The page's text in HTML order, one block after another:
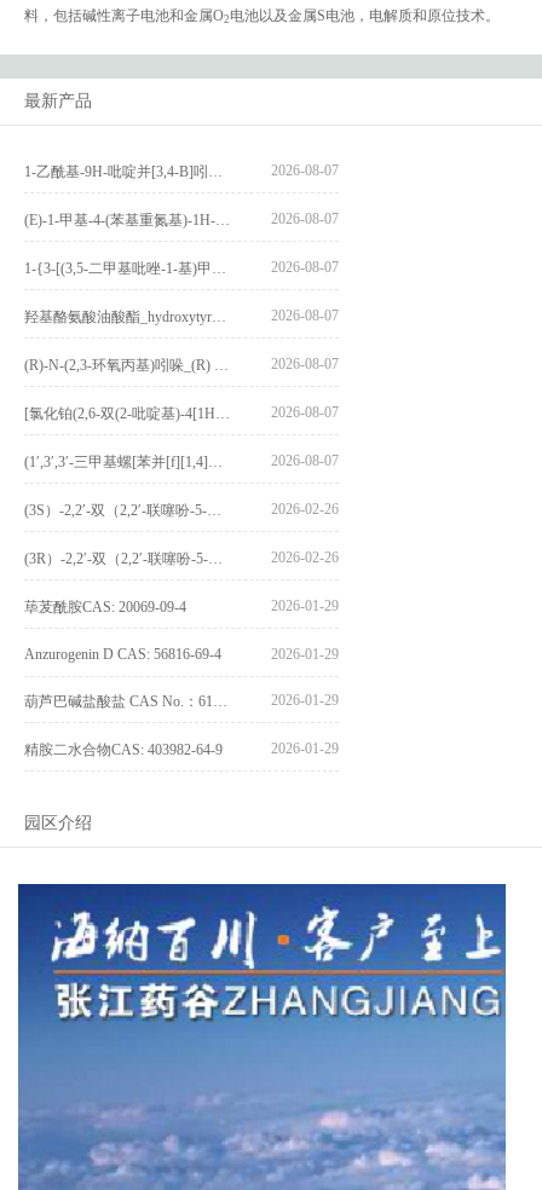
料，包括碱性离子电池和金属O2 电池以及金属S电池，电解质和原位技术。
最新产品
2026-08-07
2026-08-07
2026-08-07
2026-08-07
2026-08-07
2026-08-07
2026-08-07
2026-02-26
2026-02-26
荜茇酰胺CAS: 20069-09-4 2026-01-29
Anzurogenin D CAS: 56816-69-4 2026-01-29
2026-01-29
精胺二水合物CAS: 403982-64-9 2026-01-29
园区介绍